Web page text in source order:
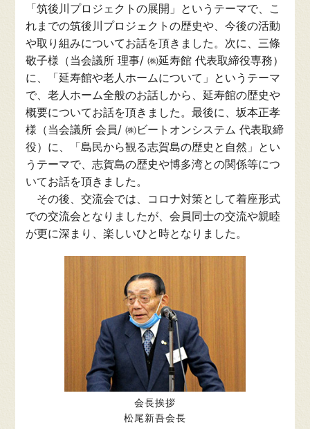
「筑後川プロジェクトの展開」というテーマで、こ
れまでの筑後川プロジェクトの歴史や、今後の活動
や取り組みについてお話を頂きました。次に、三條
敬子様（当会議所 理事/ ㈱延寿館 代表取締役専務）
に、「延寿館や老人ホームについて」というテーマ
で、老人ホーム全般のお話しから、延寿館の歴史や
概要についてお話を頂きました。最後に、坂本正孝
様（当会議所 会員/ ㈱ビートオンシステム 代表取締
役）に、「島民から観る志賀島の歴史と自然」とい
うテーマで、志賀島の歴史や博多湾との関係等につ
いてお話を頂きました。
その後、交流会では、コロナ対策として着座形式
での交流会となりましたが、会員同士の交流や親睦
が更に深まり、楽しいひと時となりました。
会長挨拶
松尾新吾会長